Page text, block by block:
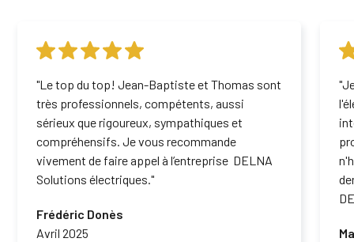
"Le top du top! Jean-Baptiste et Thomas sont
très professionnels, compétents, aussi
sérieux que rigoureux, sympathiques et
compréhensifs. Je vous recommande
vivement de faire appel à l’entreprise DELNA
Solutions électriques."
Frédéric Donès
Avril 2025